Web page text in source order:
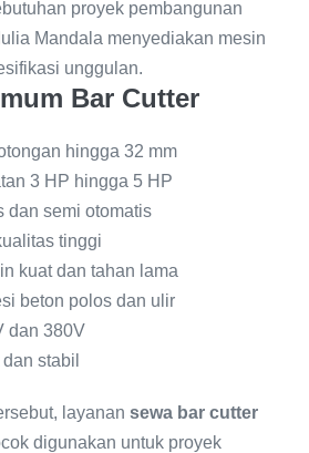
proyek pembangunan
Mandala menyediakan mesin
unggulan.
Bar Cutter
hingga 32 mm
3 HP hingga 5 HP
dan semi otomatis
tinggi
kuat dan tahan lama
beton polos dan ulir
dan 380V
stabil
layanan sewa bar cutter
digunakan untuk proyek